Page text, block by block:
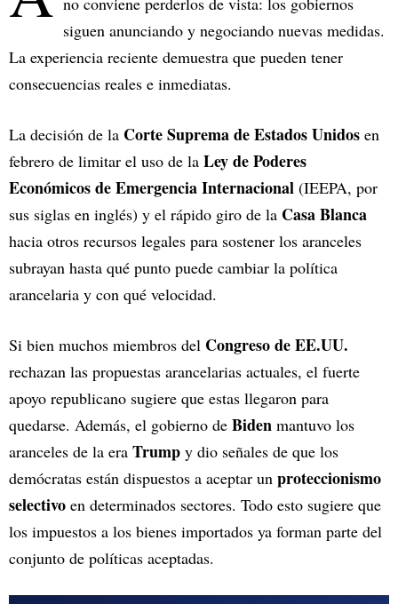
siguen anunciando y negociando nuevas medidas.
La experiencia reciente demuestra que pueden tener
consecuencias reales e inmediatas.
La decisión de la Corte Suprema de Estados Unidos en
febrero de limitar el uso de la Ley de Poderes
Económicos de Emergencia Internacional (IEEPA, por
sus siglas en inglés) y el rápido giro de la Casa Blanca
hacia otros recursos legales para sostener los aranceles
subrayan hasta qué punto puede cambiar la política
arancelaria y con qué velocidad.
Si bien muchos miembros del Congreso de EE.UU.
rechazan las propuestas arancelarias actuales, el fuerte
apoyo republicano sugiere que estas llegaron para
quedarse. Además, el gobierno de Biden mantuvo los
aranceles de la era Trump y dio señales de que los
demócratas están dispuestos a aceptar un proteccionismo
selectivo en determinados sectores. Todo esto sugiere que
los impuestos a los bienes importados ya forman parte del
conjunto de políticas aceptadas.